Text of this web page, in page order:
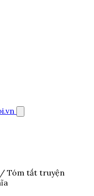
/ Tóm tắt truyện